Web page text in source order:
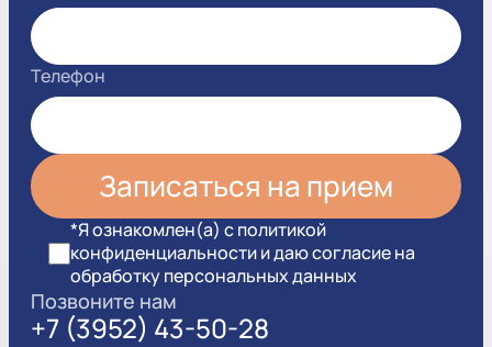
Телефон
*Я ознакомлен(а) с политикой
конфиденциальности и даю согласие на
обработку персональных данных
Позвоните нам
+7 (3952) 43-50-28